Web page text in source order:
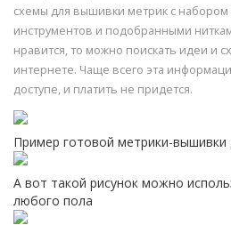
схемы для вышивки метрик с
инструментов и подобранными
нравится, то можно поискать идеи и
интернете. Чаще всего эта
доступе, и платить не придется.
Пример готовой метрики-вышивки
А вот такой рисунок можно
любого пола